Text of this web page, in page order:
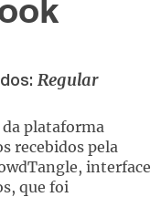
da plataforma
recebidos pela
interface
que foi
Regular